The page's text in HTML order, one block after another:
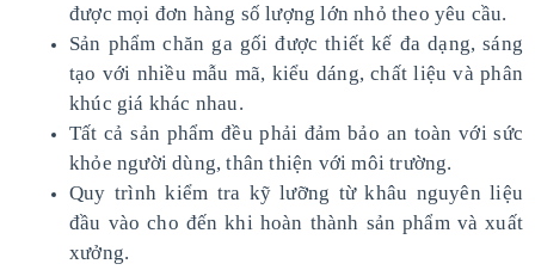
được mọi đơn hàng số lượng lớn nhỏ theo yêu cầu.
Sản phẩm chăn ga gối được thiết kế đa dạng, sáng
tạo với nhiều mẫu mã, kiểu dáng, chất liệu và phân
khúc giá khác nhau.
Tất cả sản phẩm đều phải đảm bảo an toàn với sức
khỏe người dùng, thân thiện với môi trường.
Quy trình kiểm tra kỹ lưỡng từ khâu nguyên liệu
đầu vào cho đến khi hoàn thành sản phẩm và xuất
xưởng.